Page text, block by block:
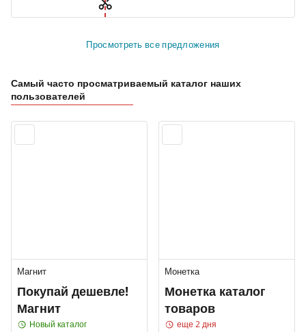
Просмотреть все предложения
Самый часто просматриваемый каталог наших
пользователей
Магнит
Покупай дешевле!
Магнит
Новый каталог
Монетка
Монетка каталог
товаров
еще 2 дня